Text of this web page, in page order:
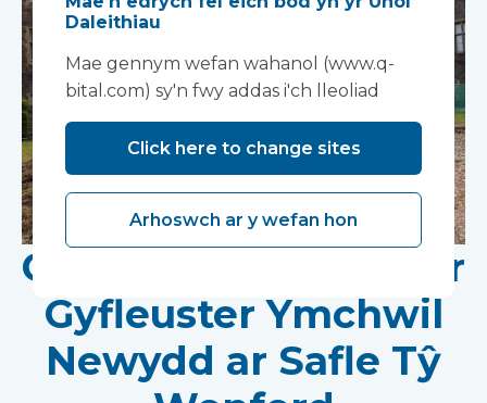
Gwaith yn Dechrau ar
Gyfleuster Ymchwil
Newydd ar Safle Tŷ
Daleithiau
Mae gennym wefan wahanol (www.q-
bital.com) sy'n fwy addas i'ch lleoliad
Click here to change sites
Arhoswch ar y wefan hon